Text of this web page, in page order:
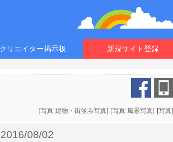
クリエイター掲示板 新規サイト登録
[写真:建物・街並み写真] [写真:風景写真] [写真]
2016/08/02